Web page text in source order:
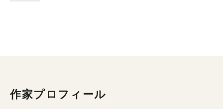
作家プロフィール